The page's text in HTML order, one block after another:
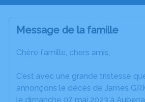
Message de la famille
Chère famille, chers amis,
C’est avec une grande tristesse
annonçons le décès de James
le dimanche 07 mai 2023 à